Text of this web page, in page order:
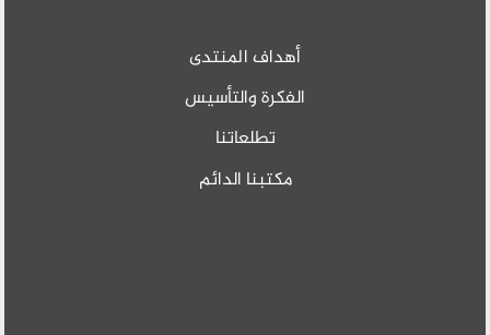
أهداف المنتدى
الفكرة والتأسيس
تطلعاتنا
مكتبنا الدائم